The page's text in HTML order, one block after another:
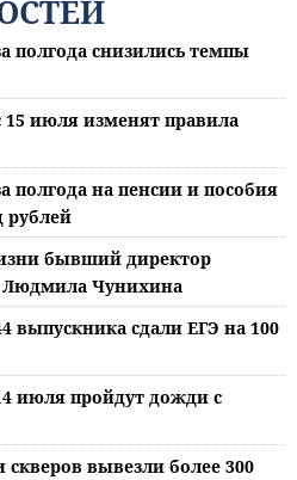
полгода снизились темпы
15 июля изменят правила
полгода на пенсии и пособия
рублей
бывший директор
Людмила Чунихина
выпускника сдали ЕГЭ на 100
июля пройдут дожди с
скверов вывезли более 300